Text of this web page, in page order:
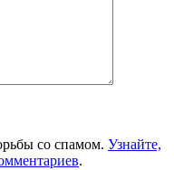
со спамом. Узнайте,
.